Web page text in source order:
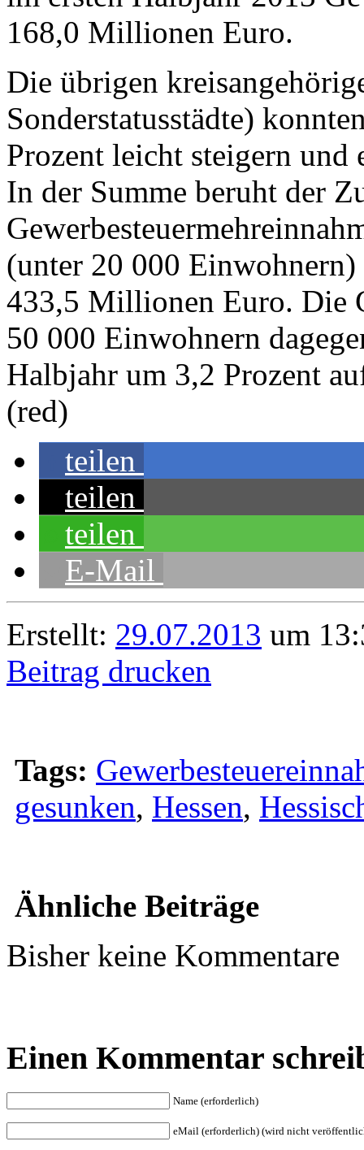
168,0 Millionen Euro.
Die übrigen
Sonderstatusstädte)
Prozent leicht steigern
In der Summe beruht der
(unter 20 000
433,5 Millionen Euro. Die
50 000 Einwohnern
Halbjahr um 3,2 Prozent
(red)
teilen
teilen
teilen
E-Mail
Erstellt: 29.07.2013 um
Beitrag drucken
Tags:
gesunken, Hessen,
Ähnliche Beiträge
Bisher keine Kommentare
Einen Kommentar
Name (erforderlich)
eMail (erforderlich) (wird nicht